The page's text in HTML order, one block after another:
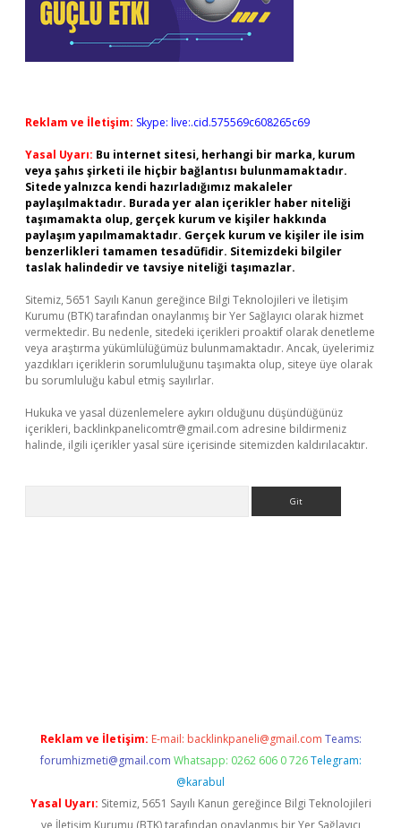
Reklam ve İletişim: Skype: live:.cid.575569c608265c69
Yasal Uyarı: Bu internet sitesi, herhangi bir marka, kurum
veya şahıs şirketi ile hiçbir bağlantısı bulunmamaktadır.
Sitede yalnızca kendi hazırladığımız makaleler
paylaşılmaktadır. Burada yer alan içerikler haber niteliği
taşımamakta olup, gerçek kurum ve kişiler hakkında
paylaşım yapılmamaktadır. Gerçek kurum ve kişiler ile isim
benzerlikleri tamamen tesadüfidir. Sitemizdeki bilgiler
taslak halindedir ve tavsiye niteliği taşımazlar.
Sitemiz, 5651 Sayılı Kanun gereğince Bilgi Teknolojileri ve İletişim
Kurumu (BTK) tarafından onaylanmış bir Yer Sağlayıcı olarak hizmet
vermektedir. Bu nedenle, sitedeki içerikleri proaktif olarak denetleme
veya araştırma yükümlülüğümüz bulunmamaktadır. Ancak, üyelerimiz
yazdıkları içeriklerin sorumluluğunu taşımakta olup, siteye üye olarak
bu sorumluluğu kabul etmiş sayılırlar.
Hukuka ve yasal düzenlemelere aykırı olduğunu düşündüğünüz
içerikleri, backlinkpanelicomtr@gmail.com adresine bildirmeniz
halinde, ilgili içerikler yasal süre içerisinde sitemizden kaldırılacaktır.
Reklam ve İletişim: E-mail: backlinkpaneli@gmail.com Teams:
forumhizmeti@gmail.com Whatsapp: 0262 606 0 726 Telegram:
@karabul
Yasal Uyarı: Sitemiz, 5651 Sayılı Kanun gereğince Bilgi Teknolojileri
ve İletişim Kurumu (BTK) tarafından onaylanmış bir Yer Sağlayıcı